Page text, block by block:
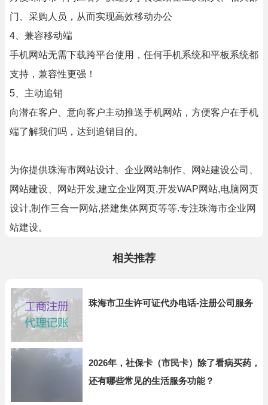
门、采购人员，从而实现高效移动办公
4、兼容移动端
手机网站无需下载跨平台使用，任何手机系统和平板系统都
支持，兼容性更强！
5、主动追销
向潜在客户、意向客户主动推送手机网站，方便客户在手机
端了解我们吗，达到追销目的。
为你提供珠海市网站设计、企业网站制作、网站建设公司、
网站建设、网站开发,建立企业网页,开发WAP网站,电脑网页
设计,制作三合一网站,搭建集体网页等等.专注珠海市企业网
站建设。
相关推荐
珠海市卫生许可证代办电话-注册公司服务
2026年，社保卡（市民卡）除了看病买药，
还有哪些常见的生活服务功能？